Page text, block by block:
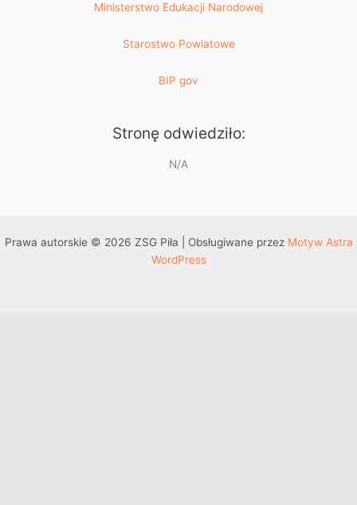
Ministerstwo Edukacji Narodowej
Starostwo Powiatowe
BIP gov
Stronę odwiedziło:
N/A
Prawa autorskie © 2026 ZSG Piła | Obsługiwane przez Motyw Astra
WordPress